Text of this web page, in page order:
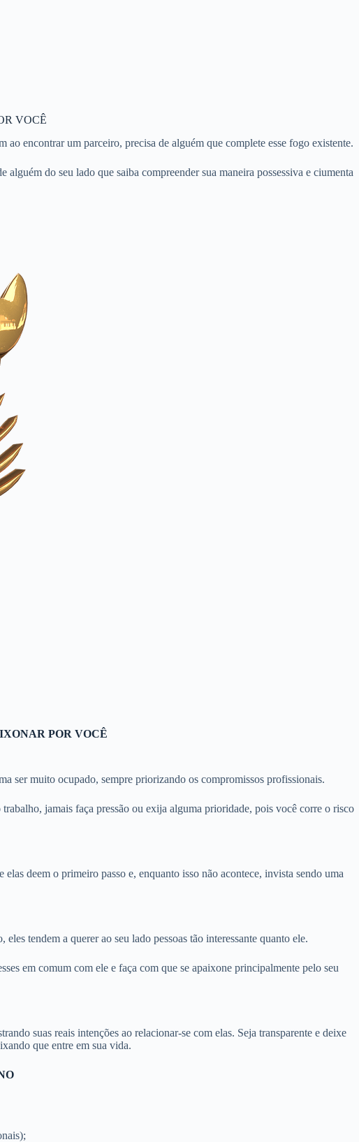
VOCÊ
encontrar um parceiro, precisa de alguém que complete esse fogo existente.
alguém do seu lado que saiba compreender sua maneira possessiva e ciumenta
POR VOCÊ
ser muito ocupado, sempre priorizando os compromissos profissionais.
jamais faça pressão ou exija alguma prioridade, pois você corre o risco
deem o primeiro passo e, enquanto isso não acontece, invista sendo uma
tendem a querer ao seu lado pessoas tão interessante quanto ele.
em comum com ele e faça com que se apaixone principalmente pelo seu
suas reais intenções ao relacionar-se com elas. Seja transparente e deixe
que entre em sua vida.